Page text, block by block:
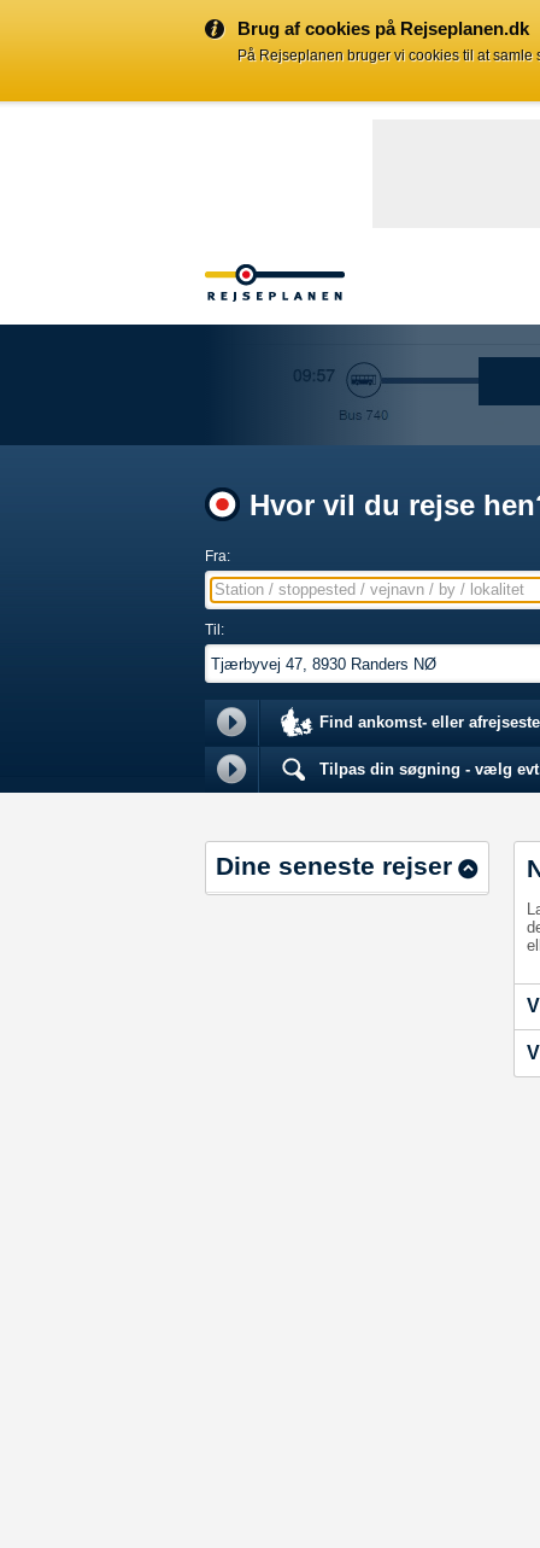
Brug af cookies på Rejseplanen.dk
På Rejseplanen bruger vi cookies til at
Hvor vil du rejse
Fra:
Station / stoppested / vejnavn / by / lokalitet
Til:
Find ankomst- eller
Tilpas din søgning - vælg
Dine seneste rejser